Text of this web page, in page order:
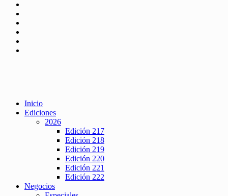
Inicio
Ediciones
2026
Edición 217
Edición 218
Edición 219
Edición 220
Edición 221
Edición 222
Negocios